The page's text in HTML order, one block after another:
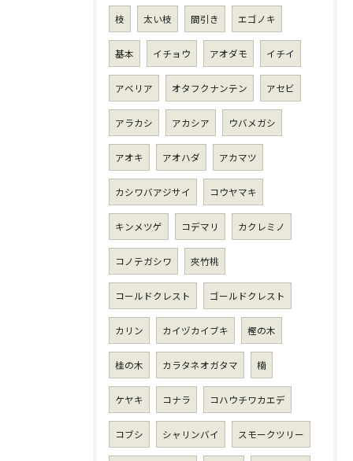
枝 太い枝 間引き エゴノキ
基本 イチョウ アオダモ イチイ
アベリア オタフクナンテン アセビ
アラカシ アカシア ウバメガシ
アオキ アオハダ アカマツ
カシワバアジサイ コウヤマキ
キンメツゲ コデマリ カクレミノ
コノテガシワ 夾竹桃
コールドクレスト ゴールドクレスト
カリン カイヅカイブキ 樫の木
桂の木 カラタネオガタマ 楠
ケヤキ コナラ コハウチワカエデ
コブシ シャリンバイ スモークツリー